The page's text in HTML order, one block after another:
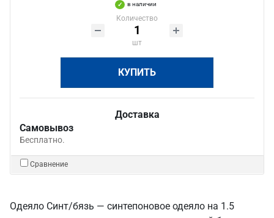
в наличии
Количество
шт
КУПИТЬ
Доставка
Самовывоз
Бесплатно.
Сравнение
Одеяло Синт/бязь — синтепоновое одеяло на 1.5